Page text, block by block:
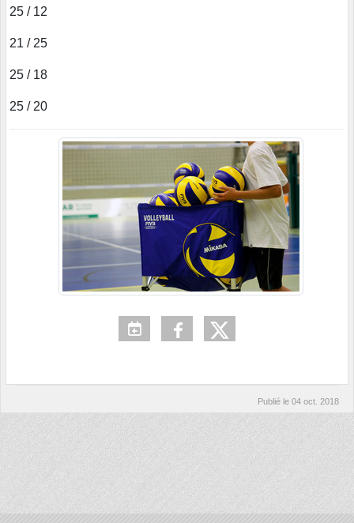
25 / 12
21 / 25
25 / 18
25 / 20
Publié le 04 oct. 2018